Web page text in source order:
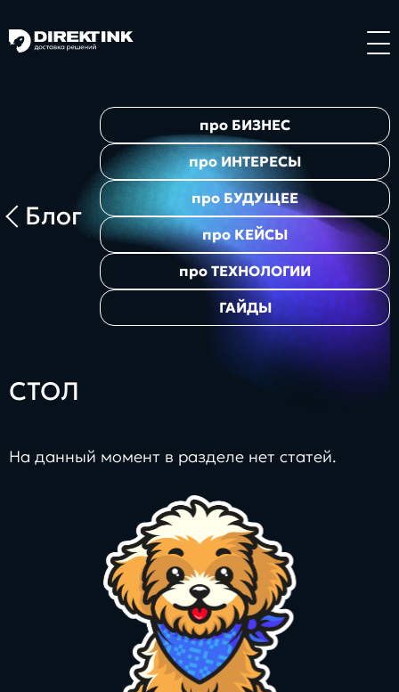
Направления
Web System
Проекты
Блог
Интересы
Контакты
Блог
про БИЗНЕС
про ИНТЕРЕСЫ
про БУДУЩЕЕ
про КЕЙСЫ
проТЕХНОЛОГИИ
ГАЙДЫ
СТОЛ
На данный момент в разделе нет статей.